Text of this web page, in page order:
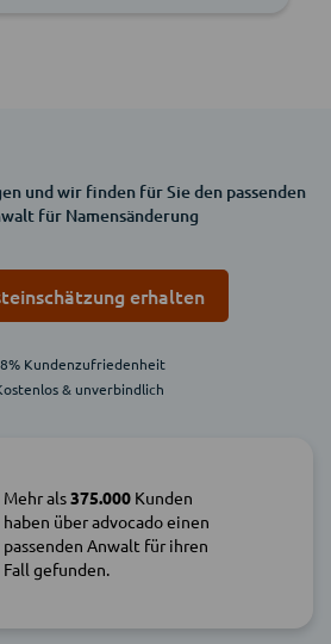
und wir finden für Sie den passenden
für Namensänderung
erhalten
Kundenzufriedenheit
& unverbindlich
Mehr als375.000Kunden
haben über advocado einen
passenden Anwalt für ihren
Fall gefunden.